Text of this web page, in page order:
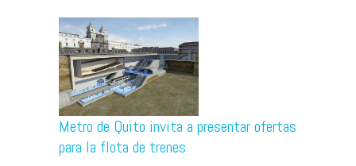
Metro de Quito invita a presentar ofertas
para la flota de trenes